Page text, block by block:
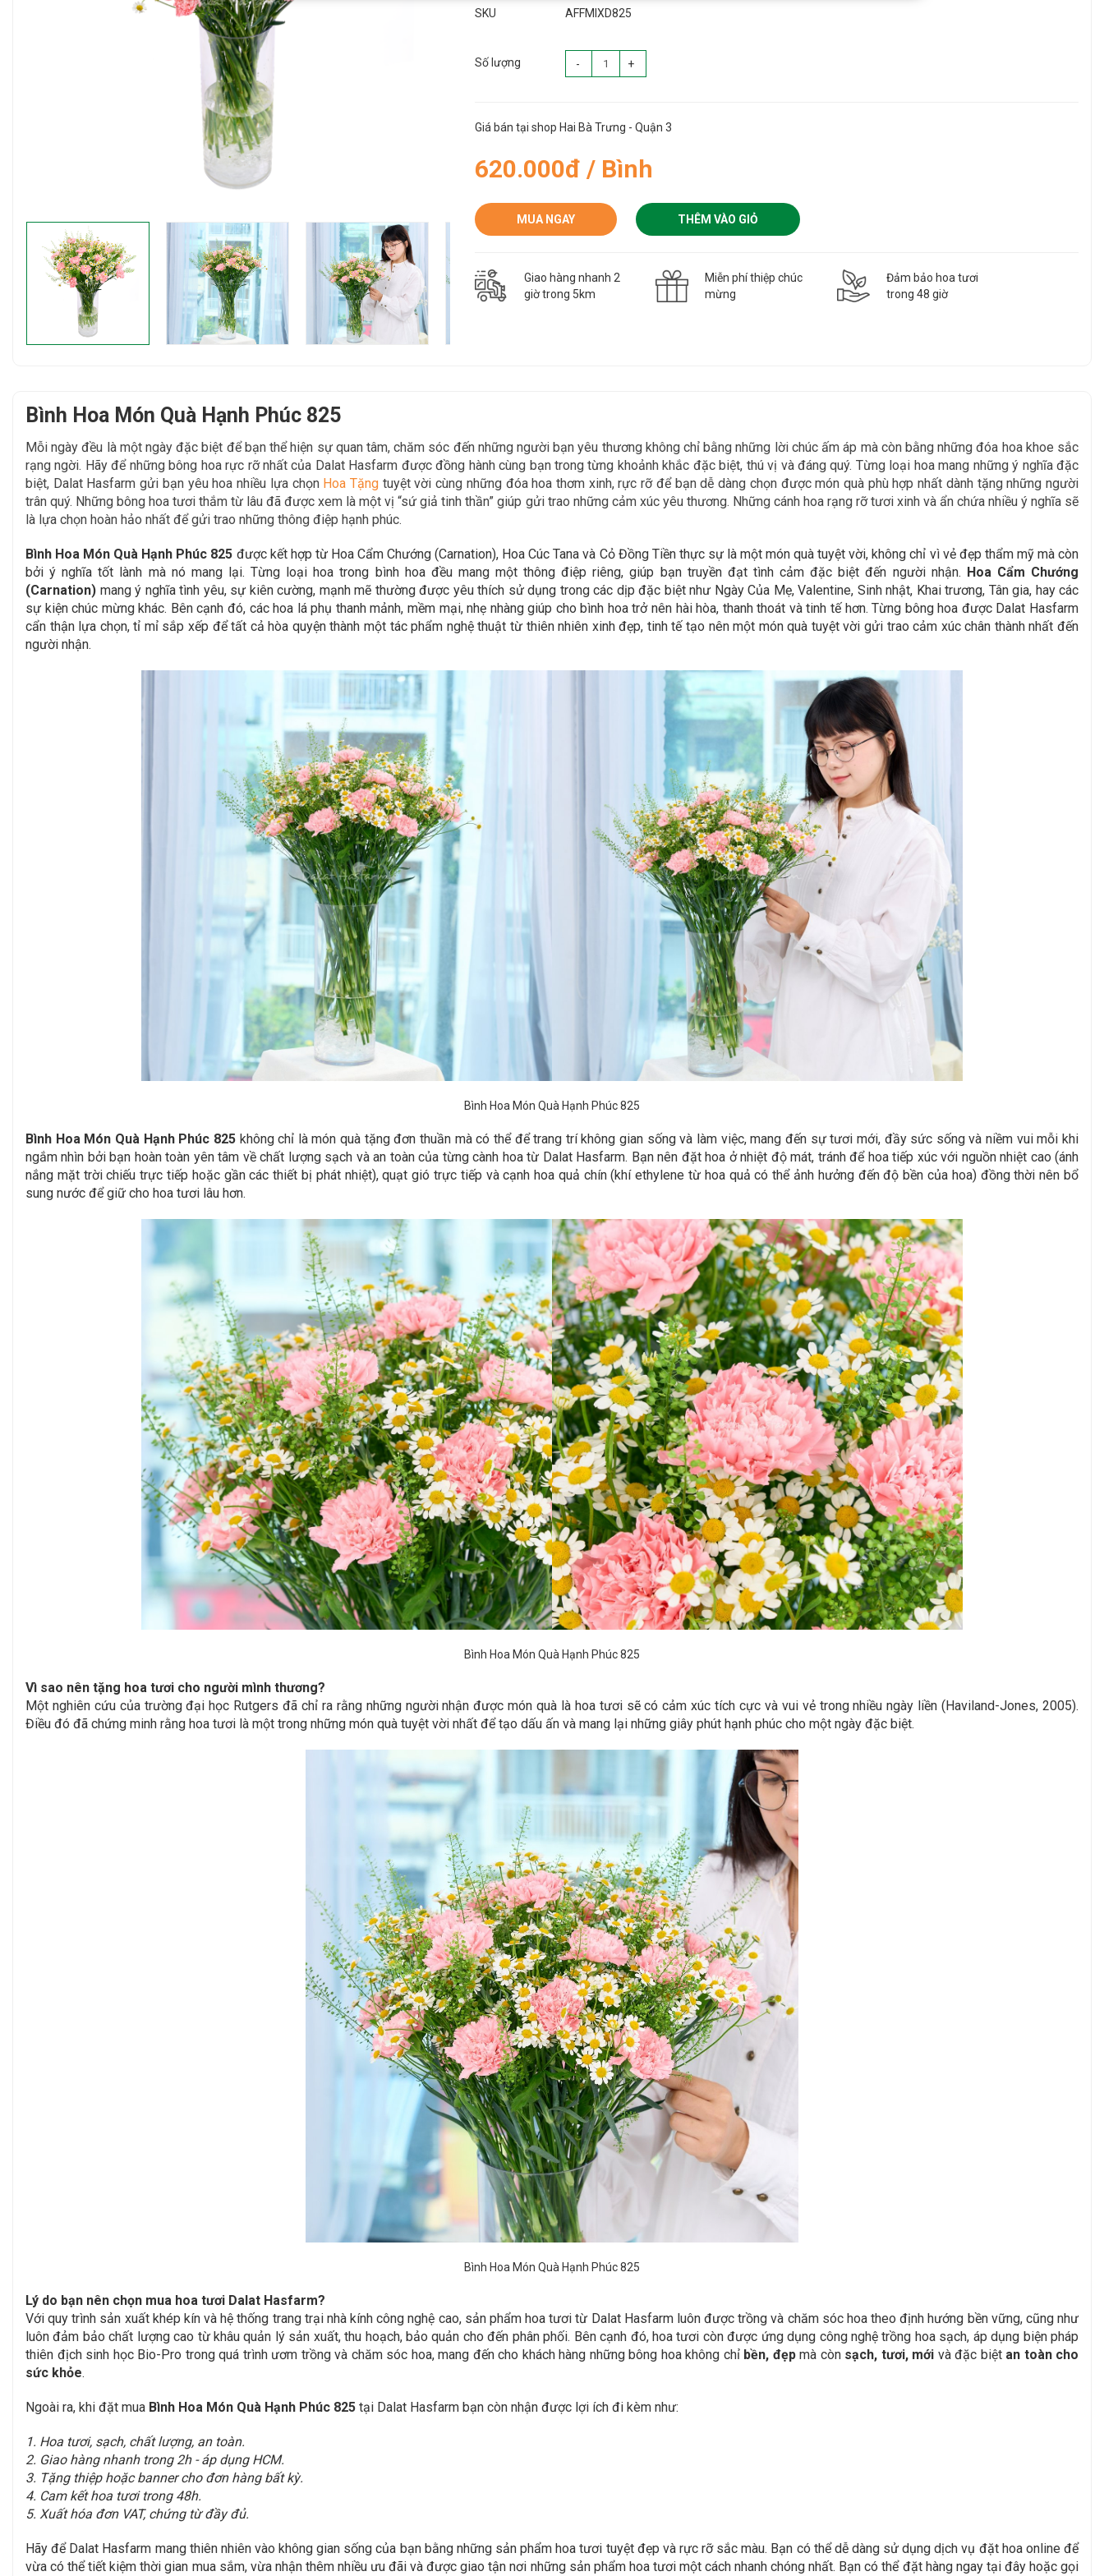
SKU AFFMIXD825
Số lượng - +
Giá bán tại shop Hai Bà Trưng - Quận 3
620.000đ / Bình
MUA NGAY THÊM VÀO GIỎ
Giao hàng nhanh 2
giờ trong 5km
Miễn phí thiệp chúc
mừng
Đảm bảo hoa tươi
trong 48 giờ
Bình Hoa Món Quà Hạnh Phúc 825
Mỗi ngày đều là một ngày đặc biệt để bạn thể hiện sự quan tâm, chăm sóc đến những người bạn yêu thương không chỉ bằng những lời chúc ấm áp mà còn bằng những đóa hoa khoe sắc
rạng ngời. Hãy đểnhững bông hoa rực rỡ nhất của Dalat Hasfarm được đồng hành cùng bạn trongtừng khoảnh khắc đặc biệt, thú vị và đáng quý. Từng loại hoa mang những ý nghĩa đặc
biệt, Dalat Hasfarm gửi bạn yêu hoa nhiều lựa chọn Hoa Tặngtuyệt vời cùng những đóa hoa thơm xinh, rực rỡ để bạn dễ dàng chọn được món quà phù hợp nhất dành tặng những người
trân quý. Những bông hoa tươi thắm từ lâu đã được xem là một vị “sứ giả tinh thần” giúp gửi trao những cảm xúc yêu thương. Những cánh hoa rạng rỡ tươi xinh và ẩn chứa nhiều ý nghĩa sẽ
là lựa chọn hoàn hảo nhất để gửi trao những thông điệp hạnh phúc.
Bình Hoa Món Quà Hạnh Phúc 825 được kết hợp từ Hoa Cẩm Chướng (Carnation), Hoa Cúc Tana và Cỏ Đồng Tiền thực sự là một món quà tuyệt vời, không chỉ vì vẻ đẹp thẩm mỹ mà còn
bởi ý nghĩa tốt lành mà nó mang lại. Từng loại hoa trong bình hoa đều mang một thông điệp riêng, giúp bạn truyền đạt tình cảm đặc biệt đến người nhận. Hoa Cẩm Chướng
(Carnation) mang ý nghĩa tình yêu, sự kiên cường, mạnh mẽ thường được yêu thích sử dụng trong các dịp đặc biệt như Ngày Của Mẹ, Valentine, Sinh nhật, Khai trương, Tân gia, hay các
sự kiện chúc mừng khác. Bên cạnh đó, các hoa lá phụ thanh mảnh, mềm mại, nhẹ nhàng giúp cho bình hoa trở nên hài hòa, thanh thoát và tinh tế hơn. Từng bông hoa được Dalat Hasfarm
cẩn thận lựa chọn, tỉ mỉ sắp xếp để tất cả hòa quyện thành một tác phẩm nghệ thuật từ thiên nhiên xinh đẹp, tinh tế tạo nên một món quà tuyệt vời gửi trao cảm xúc chân thành nhất đến
người nhận.
Bình Hoa Món Quà Hạnh Phúc 825
Bình Hoa Món Quà Hạnh Phúc 825 không chỉ là món quà tặng đơn thuần mà có thể để trang trí không gian sống và làm việc, mang đến sự tươi mới, đầy sức sống và niềm vui mỗi khi
ngắm nhìn bởi bạn hoàn toàn yên tâm về chất lượng sạch và an toàn của từng cành hoa từ Dalat Hasfarm. Bạn nên đặt hoa ở nhiệt độ mát, tránh để hoa tiếp xúc với nguồn nhiệt cao (ánh
nắng mặt trời chiếu trực tiếp hoặc gần các thiết bị phát nhiệt), quạt gió trực tiếp và cạnh hoa quả chín (khí ethylene từ hoa quả có thể ảnh hưởng đến độ bền của hoa) đồng thời nên bổ
sung nước để giữ cho hoa tươi lâu hơn.
Bình Hoa Món Quà Hạnh Phúc 825
Vì sao nên tặng hoa tươi cho người mình thương?
Một nghiên cứu của trường đại học Rutgers đã chỉ ra rằng những người nhận được món quà là hoa tươi sẽ có cảm xúc tích cực và vui vẻ trong nhiều ngày liền (Haviland-Jones, 2005).
Điều đó đã chứng minh rằng hoa tươi là một trong những món quà tuyệt vời nhất để tạo dấu ấn và mang lại những giây phút hạnh phúc cho một ngày đặc biệt.
Bình Hoa Món Quà Hạnh Phúc 825
Lý do bạn nên chọn mua hoa tươi Dalat Hasfarm?
Với quy trình sản xuất khép kín và hệ thống trang trại nhà kính công nghệ cao, sản phẩm hoa tươi từ Dalat Hasfarm luôn được trồng và chăm sóc hoa theo định hướng bền vững, cũng như
luôn đảm bảo chất lượng cao từ khâu quản lý sản xuất, thu hoạch, bảo quản cho đến phân phối. Bên cạnh đó, hoa tươi còn được ứng dụng công nghệ trồng hoa sạch, áp dụng biện pháp
thiên địch sinh học Bio-Pro trong quá trình ươm trồng và chăm sóc hoa, mang đến cho khách hàng những bông hoa không chỉ bền, đẹpmà còn sạch, tươi, mới và đặc biệt an toàn cho
sức khỏe.
Ngoài ra, khi đặt mua Bình Hoa Món Quà Hạnh Phúc 825 tại Dalat Hasfarm bạn còn nhận được lợi ích đi kèm như:
1. Hoa tươi, sạch, chất lượng, an toàn.
2. Giao hàng nhanh trong 2h - áp dụng HCM.
3. Tặng thiệp hoặc banner cho đơn hàng bất kỳ.
4. Cam kết hoa tươi trong 48h.
5. Xuất hóa đơn VAT, chứng từ đầy đủ.
Hãy để Dalat Hasfarm mang thiên nhiên vào không gian sống của bạn bằng những sản phẩm hoa tươi tuyệt đẹp và rực rỡ sắc màu. Bạn có thể dễ dàng sử dụng dịch vụ đặt hoa online để
vừa có thể tiết kiệm thời gian mua sắm, vừa nhận thêm nhiều ưu đãi và được giao tận nơi những sản phẩm hoa tươi một cách nhanh chóng nhất. Bạn có thể đặt hàng ngay tại đây hoặc gọi